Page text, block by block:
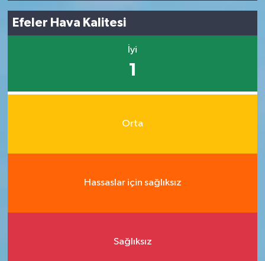
Efeler Hava Kalitesi
İyi
1
Orta
Hassaslar için sağlıksız
Sağlıksız